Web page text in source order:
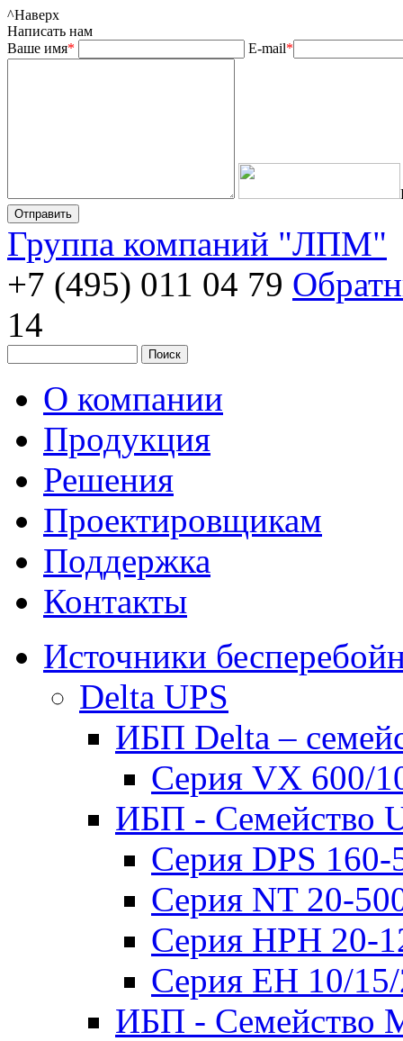
^Наверх
Написать нам
Ваше имя* E-mail*
Группа компаний "ЛПМ"
+7 (495) 011 04 79
14
О компании
Продукция
Решения
Проектировщикам
Поддержка
Контакты
Источники
Delta UPS
ИБП Delta –
Серия VX 600/
ИБП - Семейство
Серия DPS
Серия NT 20-
Серия HPH 20-
Серия EH 10/
ИБП - Семейство